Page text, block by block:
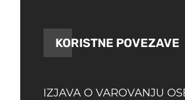
KORISTNE POVEZAVE
IZJAVA O VAROVANJU